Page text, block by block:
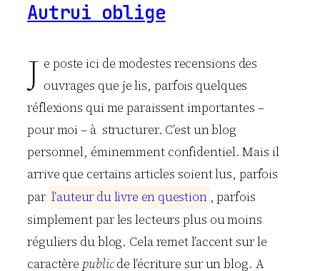
Autrui oblige
J e poste ici de modestes recensions des
ouvrages que je lis, parfois quelques
réflexions qui me paraissent importantes –
pour moi – à structurer. C’est un blog
personnel, éminemment confidentiel. Mais il
arrive que certains articles soient lus, parfois
par l’auteur dulivre en question , parfois
simplement par les lecteurs plus ou moins
réguliers du blog. Cela remet l’accent sur le
caractère publicde l’écriture sur un blog. A